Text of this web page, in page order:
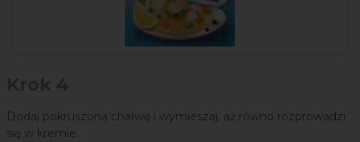
Dodaj pokruszoną chałwę i wymieszaj, aż równo rozprowadzi
się w kremie.